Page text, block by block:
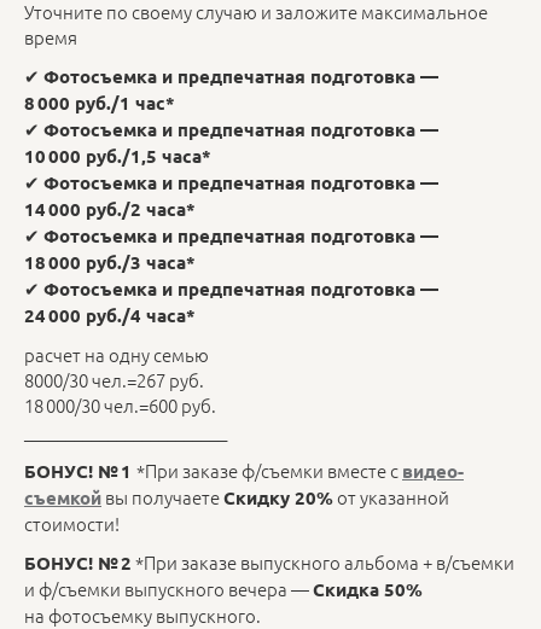
Уточните по своему случаю и заложите максимальное
время
✔ Фотосъемка и предпечатная подготовка —
8 000 руб./1 час*
✔ Фотосъемка и предпечатная подготовка —
10 000 руб./1,5 часа*
✔ Фотосъемка и предпечатная подготовка —
14 000 руб./2 часа*
✔ Фотосъемка и предпечатная подготовка —
18 000 руб./3 часа*
✔ Фотосъемка и предпечатная подготовка —
24 000 руб./4 часа*
расчет на одну семью
8000/30 чел.=267 руб.
18 000/30 чел.=600 руб.
БОНУС! № 1 *При заказе ф/съемки вместе с видео-
съемкой вы получаетеСкидку 20%от указанной
стоимости!
БОНУС! № 2 *При заказе выпускного альбома + в/съемки
и ф/съемки выпускного вечера —Скидка 50%
на фотосъемку выпускного.